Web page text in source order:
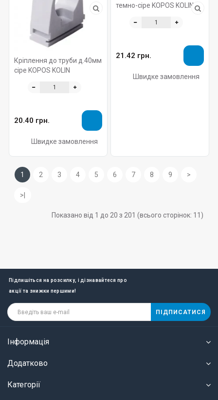
Кріплення до труби д.40мм
сіре KOPOS KOLIN
20.40 грн.
Швидке замовлення
темно-сіре KOPOS KOLIN
21.42 грн.
Швидке замовлення
1 2 3 4 5 6 7 8 9 >
>|
Показано від 1 до 20 з 201 (всього сторінок: 11)
Підпишіться на розсилку, і дізнавайтеся про
акції та знижки першими!
ПІДПИСАТИСЯ
Інформація
Додатково
Категорії